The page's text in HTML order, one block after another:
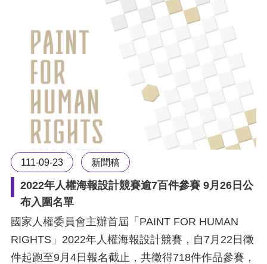
111-09-23 新聞稿
2022年人權海報設計競賽逾7百件參賽 9月26日公
布入圍名單
國家人權委員會主辦首屆「PAINT FOR HUMAN
RIGHTS」2022年人權海報設計競賽，自7月22日徵
件起跑至9月4日報名截止，共徵得718件作品參賽，